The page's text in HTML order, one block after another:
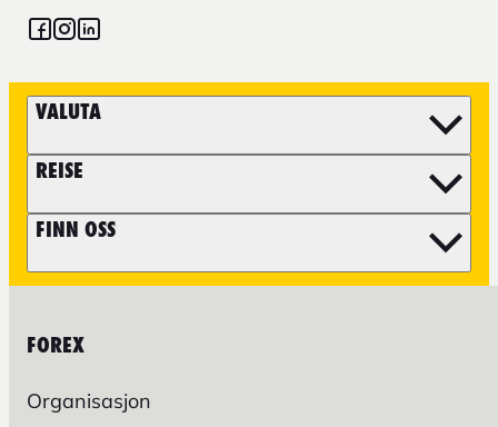
VALUTA
REISE
FINN OSS
FOREX
Organisasjon